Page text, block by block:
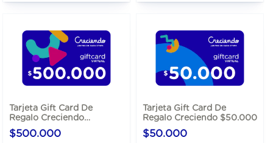
Tarjeta Gift Card De
Regalo Creciendo
$500.000
$500.000
Tarjeta Gift Card De
Regalo Creciendo $50.000
$50.000